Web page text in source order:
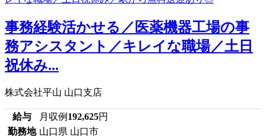
事務経験活かせる／医薬機器工場の事
務アシスタント／キレイな職場／土日
祝休み...
株式会社平山 山口支店
給与 月収例 192,625円
勤務地 山口県 山口市